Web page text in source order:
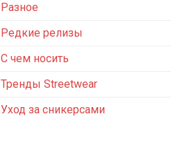
Разное
Редкие релизы
С чем носить
Тренды Streetwear
Уход за сникерсами